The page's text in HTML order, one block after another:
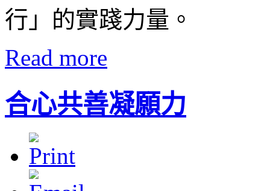
行」的實踐力量。
Read more
合心共善凝願力